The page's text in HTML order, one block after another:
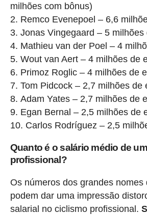
milhões com bônus)
Remco Evenepoel – 6,6
Jonas Vingegaard – 5 milhões
Mathieu van der Poel – 4
Wout van Aert – 4 milhões de
Primoz Roglic – 4 milhões de
Tom Pidcock – 2,7 milhões de
Adam Yates – 2,7 milhões de
Egan Bernal – 2,5 milhões de
Carlos Rodríguez – 2,5
Quanto é o salário médio de
profissional?
Os números dos grandes nomes
podem dar uma impressão
salarial no ciclismo profissional.